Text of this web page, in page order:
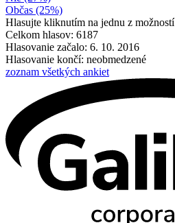
Občas (25%)
Hlasujte kliknutím na jednu z možností
Celkom hlasov: 6187
Hlasovanie začalo: 6. 10. 2016
Hlasovanie končí: neobmedzené
zoznam všetkých ankiet